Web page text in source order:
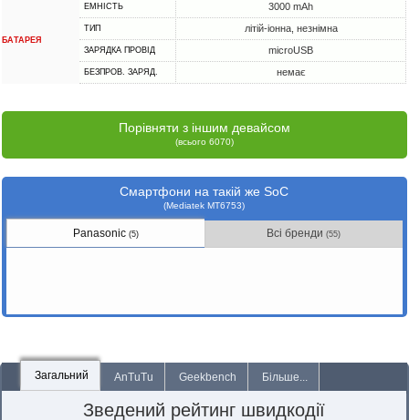
БАТАРЕЯ
ЕМНІСТЬ 3000 mAh
ТИП літій-іонна, незнімна
ЗАРЯДКА ПРОВІД microUSB
БЕЗПРОВ. ЗАРЯД. немає
Порівняти з іншим девайсом
(всього 6070)
Смартфони на такій же SoC
(Mediatek MT6753)
Panasonic (5) Всі бренди(55)
Загальний AnTuTu Geekbench Більше...
Зведений рейтинг швидкодії